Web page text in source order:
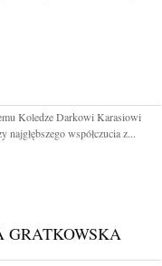
Koledze Darkowi Karasiowi
najgłębszego współczucia z...
GRATKOWSKA